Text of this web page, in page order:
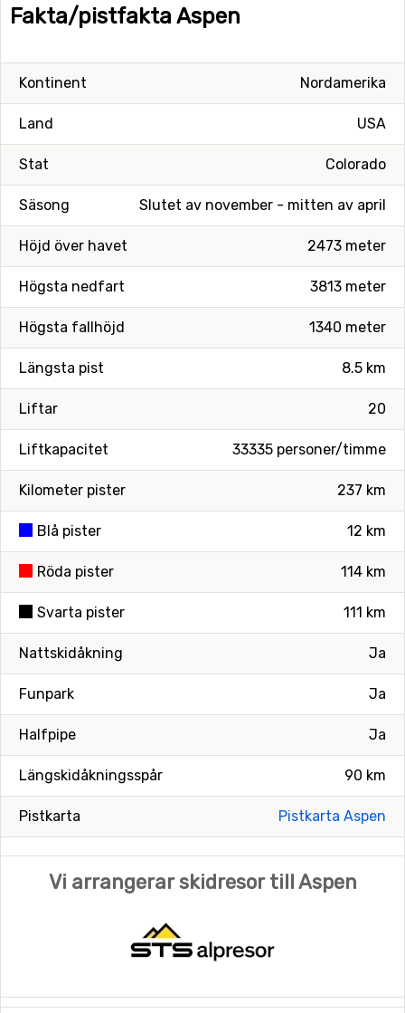
Fakta/pistfakta Aspen
Nordamerika
Kontinent
USA
Land
Colorado
Stat
Slutet av november - mitten av april
Säsong
2473 meter
Höjd över havet
3813 meter
Högsta nedfart
1340 meter
Högsta fallhöjd
8.5 km
Längsta pist
20
Liftar
33335 personer/timme
Liftkapacitet
237 km
Kilometer pister
12 km
Blå pister
114 km
Röda pister
111 km
Svarta pister
Ja
Nattskidåkning
Ja
Funpark
Ja
Halfpipe
90 km
Längskidåkningsspår
Pistkarta Aspen
Pistkarta
Vi arrangerar skidresor till Aspen